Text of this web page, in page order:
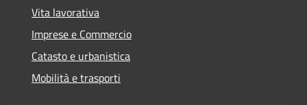
Vita lavorativa
Imprese e Commercio
Catasto e urbanistica
Mobilità e trasporti